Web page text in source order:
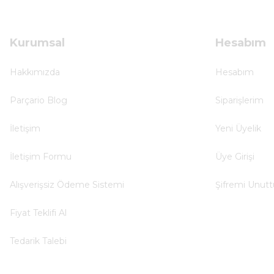
Kurumsal
Hakkımızda
Parçario Blog
İletişim
İletişim Formu
Alışverişsiz Ödeme Sistemi
Fiyat Teklifi Al
Tedarik Talebi
Hesabım
Hesabım
Siparişlerim
Yeni Üyelik
Üye Girişi
Şifremi